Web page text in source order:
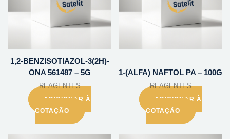
1,2-BENZISOTIAZOL-3(2H)-
ONA 561487 – 5G
REAGENTES
ADICIONAR À
COTAÇÃO
1-(ALFA) NAFTOL PA – 100G
REAGENTES
ADICIONAR À
COTAÇÃO